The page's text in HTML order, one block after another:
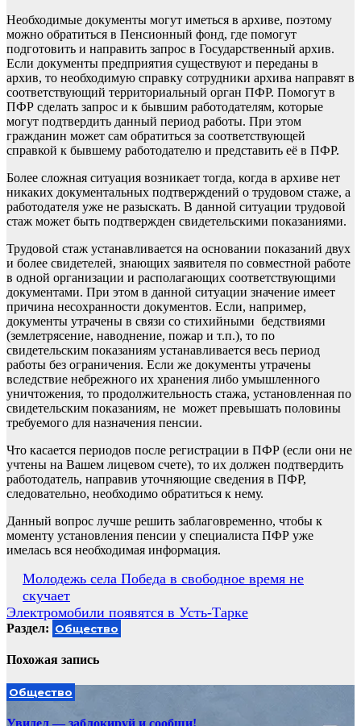
Необходимые документы могут иметься в архиве, поэтому
можно обратиться в Пенсионный фонд, где помогут
подготовить и направить запрос в Государственный архив.
Если документы предприятия существуют и переданы в
архив, то необходимую справку сотрудники архива направят в
соответствующий территориальный орган ПФР. Помогут в
ПФР сделать запрос и к бывшим работодателям, которые
могут подтвердить данный период работы. При этом
гражданин может сам обратиться за соответствующей
справкой к бывшему работодателю и представить её в ПФР.
Более сложная ситуация возникает тогда, когда в архиве нет
никаких документальных подтверждений о трудовом стаже, а
работодателя уже не разыскать. В данной ситуации трудовой
стаж может быть подтвержден свидетельскими показаниями.
Трудовой стаж устанавливается на основании показаний двух
и более свидетелей, знающих заявителя по совместной работе
в одной организации и располагающих соответствующими
документами. При этом в данной ситуации значение имеет
причина несохранности документов. Если, например,
документы утрачены в связи со стихийными бедствиями
(землетрясение, наводнение, пожар и т.п.), то по
свидетельским показаниям устанавливается весь период
работы без ограничения. Если же документы утрачены
вследствие небрежного их хранения либо умышленного
уничтожения, то продолжительность стажа, установленная по
свидетельским показаниям, не может превышать половины
требуемого для назначения пенсии.
Что касается периодов после регистрации в ПФР (если они не
учтены на Вашем лицевом счете), то их должен подтвердить
работодатель, направив уточняющие сведения в ПФР,
следовательно, необходимо обратиться к нему.
Данный вопрос лучше решить заблаговременно, чтобы к
моменту установления пенсии у специалиста ПФР уже
имелась вся необходимая информация.
Навигация
по
записям
Молодежь села Победа в свободное время не
скучает
Электромобили появятся в Усть-Тарке
Раздел: Общество
Похожая запись
Общество
Увидел — заблокируй и сообщи!